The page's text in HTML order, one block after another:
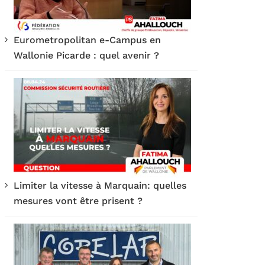
Eurometropolitan e-Campus en
Wallonie Picarde : quel avenir ?
Limiter la vitesse à Marquain: quelles
mesures vont être prisent ?